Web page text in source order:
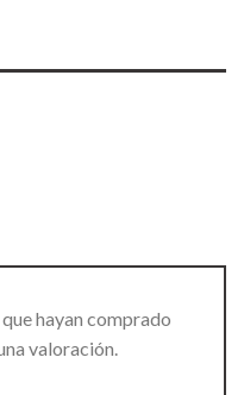
hayan comprado
valoración.